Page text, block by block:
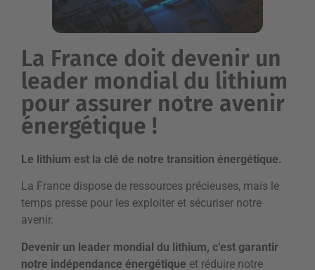
La France doit devenir un
leader mondial du lithium
pour assurer notre avenir
énergétique !
Le lithium est la clé de notre transition énergétique.
La France dispose de ressources précieuses, mais le
temps presse pour les exploiter et sécuriser notre
avenir.
Devenir un leader mondial du lithium, c’est garantir
notre indépendance énergétique et réduire notre